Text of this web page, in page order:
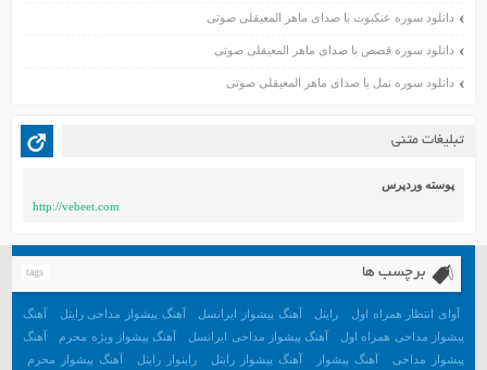
مهر ۱۳۹۹
مرداد ۱۳۹۹
فروردین ۱۳۹۸
مرداد ۱۳۹۷
خرداد ۱۳۹۷
اردیبهشت ۱۳۹۷
دانلود سوره عنکبوت با صدای ماهر المعیقلی صوتی
دانلود سوره قصص با صدای ماهر المعیقلی صوتی
دانلود سوره نمل با صدای ماهر المعیقلی صوتی
تبلیغات متنی
پوسته وردپرس
http://vebeet.com
برچسب ها tags
آوای انتظار همراه اول رایتل آهنگ پیشواز ایرانسل آهنگ پیشواز مداحی رایتل
آهنگ
پیشواز مداحی همراه اول
آهنگ پیشواز مداحی ایرانسل آهنگ پیشواز ویژه محرم
آهنگ
پیشواز مداحی
آهنگ پیشواز آهنگ پیشواز رایتل راینواز رایتل آهنگ پیشواز محرم